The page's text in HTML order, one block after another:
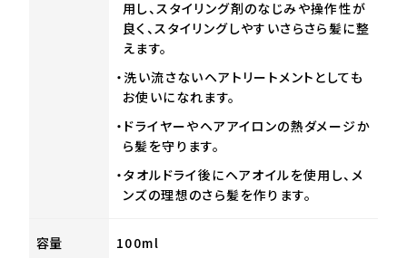
用し、スタイリング剤のなじみや操作性が
良く、スタイリングしやすいさらさら髪に整
えます。
・洗い流さないヘアトリートメントとしても
お使いになれます。
・ドライヤーやヘアアイロンの熱ダメージか
ら髪を守ります。
・タオルドライ後にヘアオイルを使用し、メ
ンズの理想のさら髪を作ります。
容量 100ml